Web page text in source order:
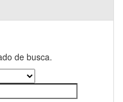
de busca.